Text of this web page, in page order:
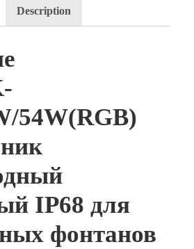
Description
54W(RGB)
IP68 для
фонтанов